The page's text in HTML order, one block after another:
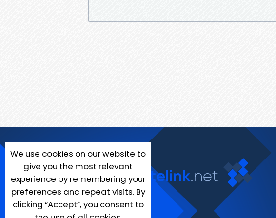
We use cookies on our website to
give you the most relevant
experience by remembering your
preferences and repeat visits. By
clicking “Accept”, you consent to